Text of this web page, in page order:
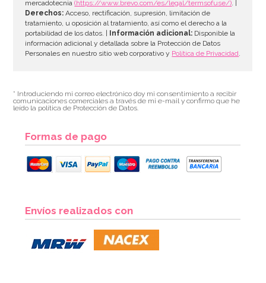
mercadotecnia(https://www.brevo.com/es/legal/termsofuse/). |
Derechos: Acceso, rectificación, supresión, limitación de
tratamiento, u oposición al tratamiento, así como el derecho a la
portabilidad de los datos. |
Información adicional: Disponible la
información adicional y detallada sobre la Protección de Datos
Personales en nuestro sitio web corporativo y Política de Privacidad.
* Introduciendo mi correo electrónico doy mi consentimiento a recibir
comunicaciones comerciales a través de mi e-mail y confirmo que he
leído la política de Protección de Datos.
Formas de pago
Envíos realizados con